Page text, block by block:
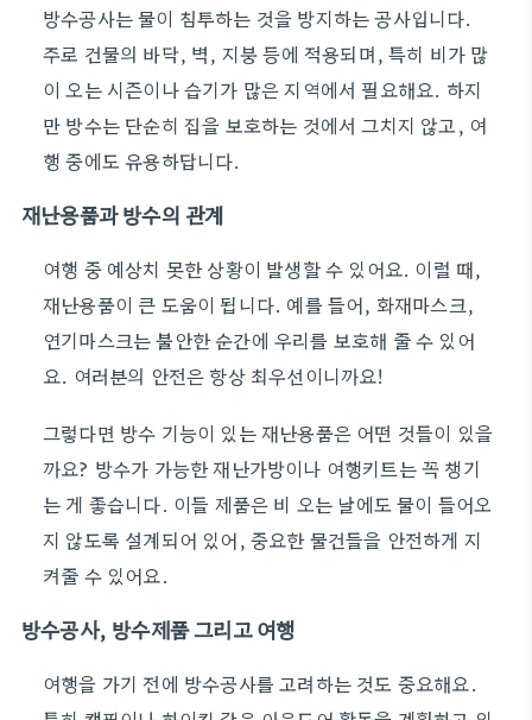
방수공사는 물이 침투하는 것을 방지하는 공사입니다.
주로 건물의 바닥, 벽, 지붕 등에 적용되며, 특히 비가 많
이 오는 시즌이나 습기가 많은 지역에서 필요해요. 하지
만 방수는 단순히 집을 보호하는 것에서 그치지 않고, 여
행 중에도 유용하답니다.
재난용품과 방수의 관계
여행 중 예상치 못한 상황이 발생할 수 있어요. 이럴 때,
재난용품이 큰 도움이 됩니다. 예를 들어, 화재마스크,
연기마스크는 불안한 순간에 우리를 보호해 줄 수 있어
요. 여러분의 안전은 항상 최우선이니까요!
그렇다면 방수 기능이 있는 재난용품은 어떤 것들이 있을
까요? 방수가 가능한 재난가방이나 여행키트는 꼭 챙기
는 게 좋습니다. 이들 제품은 비 오는 날에도 물이 들어오
지 않도록 설계되어 있어, 중요한 물건들을 안전하게 지
켜줄 수 있어요.
방수공사, 방수제품 그리고 여행
여행을 가기 전에 방수공사를 고려하는 것도 중요해요.